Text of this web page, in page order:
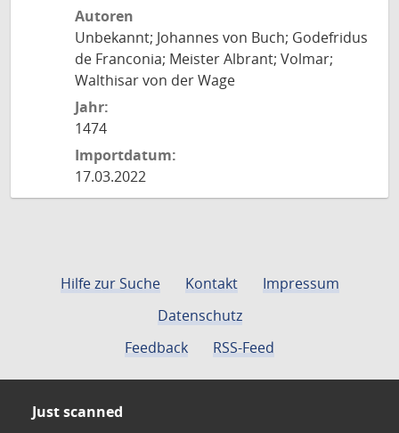
Autoren
Unbekannt; Johannes von Buch; Godefridus
de Franconia; Meister Albrant; Volmar;
Walthisar von der Wage
Jahr:
1474
Importdatum:
17.03.2022
Hilfe zur Suche Kontakt
Impressum
Datenschutz
Feedback
RSS-Feed
Just scanned